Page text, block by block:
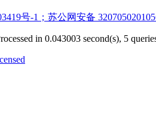
号-1；苏公网安备
in 0.043003 second(s), 5